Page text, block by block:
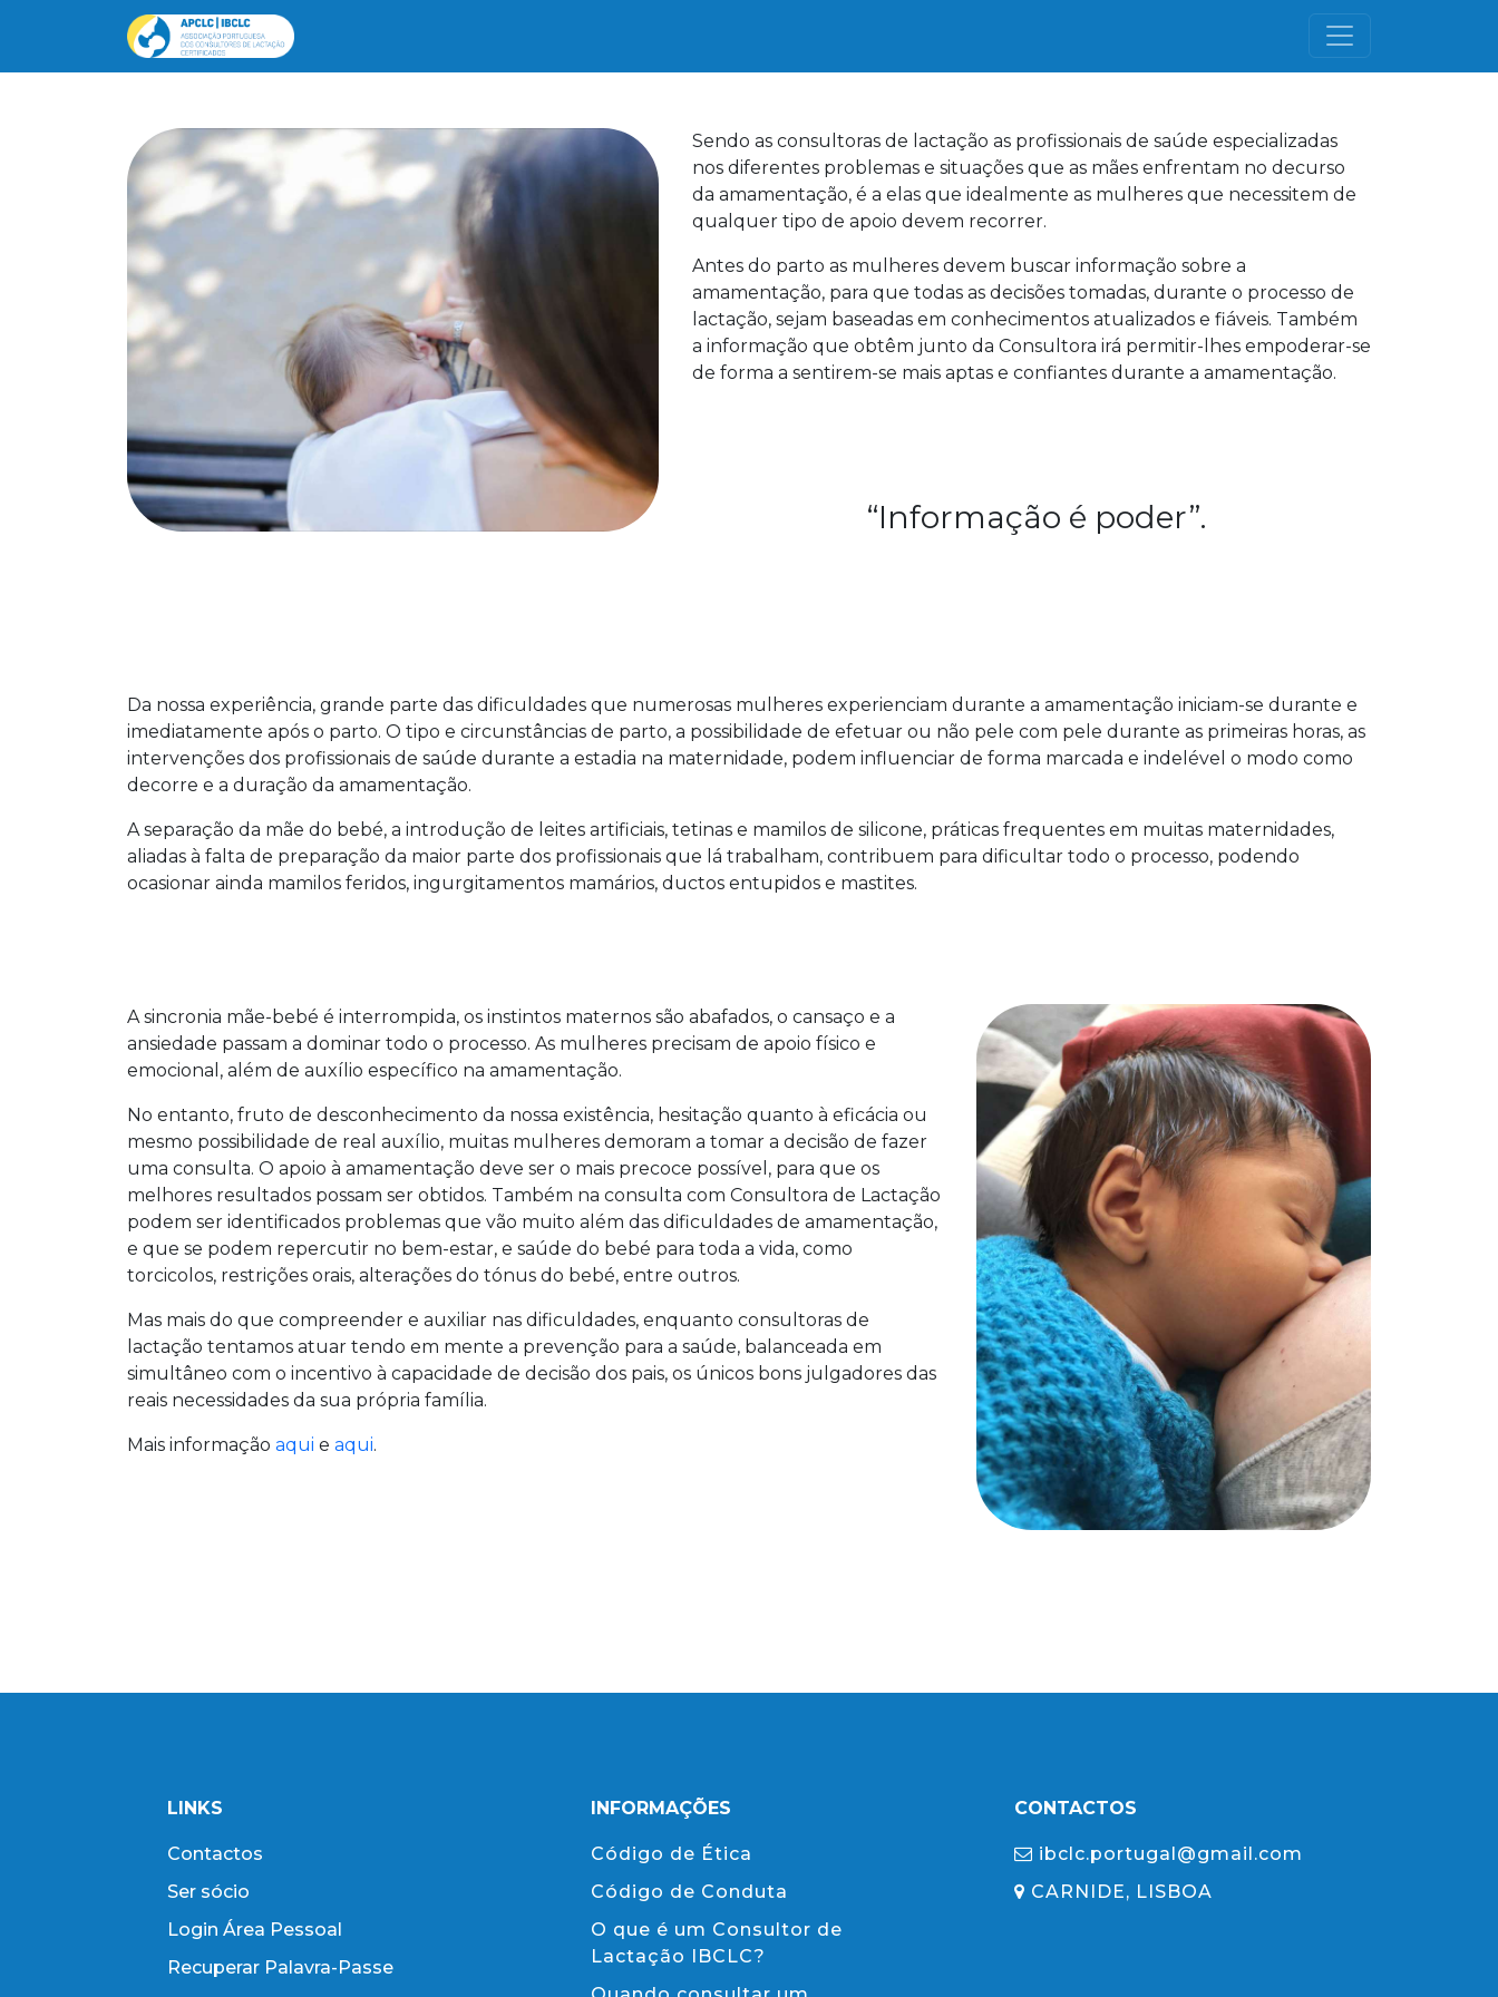
Sendo as consultoras de lactação as profissionais de saúde especializadas
nos diferentes problemas e situações que as mães enfrentam no decurso
da amamentação, é a elas que idealmente as mulheres que necessitem de
qualquer tipo de apoio devem recorrer.
Antes do parto as mulheres devem buscar informação sobre a
amamentação, para que todas as decisões tomadas, durante o processo de
lactação, sejam baseadas em conhecimentos atualizados e fiáveis. Também
a informação que obtêm junto da Consultora irá permitir-lhes empoderar-se
de forma a sentirem-se mais aptas e confiantes durante a amamentação.
“Informação é poder”.
Da nossa experiência, grande parte das dificuldades que numerosas mulheres experienciam durante a amamentação iniciam-se durante e
imediatamente após o parto. O tipo e circunstâncias de parto, a possibilidade de efetuar ou não pele com pele durante as primeiras horas, as
intervenções dos profissionais de saúde durante a estadia na maternidade, podem influenciar de forma marcada e indelével o modo como
decorre e a duração da amamentação.
A separação da mãe do bebé, a introdução de leites artificiais, tetinas e mamilos de silicone, práticas frequentes em muitas maternidades,
aliadas à falta de preparação da maior parte dos profissionais que lá trabalham, contribuem para dificultar todo o processo, podendo
ocasionar ainda mamilos feridos, ingurgitamentos mamários, ductos entupidos e mastites.
A sincronia mãe-bebé é interrompida, os instintos maternos são abafados, o cansaço e a
ansiedade passam a dominar todo o processo. As mulheres precisam de apoio físico e
emocional, além de auxílio específico na amamentação.
No entanto, fruto de desconhecimento da nossa existência, hesitação quanto à eficácia ou
mesmo possibilidade de real auxílio, muitas mulheres demoram a tomar a decisão de fazer
uma consulta. O apoio à amamentação deve ser o mais precoce possível, para que os
melhores resultados possam ser obtidos. Também na consulta com Consultora de Lactação
podem ser identificados problemas que vão muito além das dificuldades de amamentação,
e que se podem repercutir no bem-estar, e saúde do bebé para toda a vida, como
torcicolos, restrições orais, alterações do tónus do bebé, entre outros.
Mas mais do que compreender e auxiliar nas dificuldades, enquanto consultoras de
lactação tentamos atuar tendo em mente a prevenção para a saúde, balanceada em
simultâneo com o incentivo à capacidade de decisão dos pais, os únicos bons julgadores das
reais necessidades da sua própria família.
Mais informação aqui e aqui.
LINKS
Contactos
Ser sócio
Login Área Pessoal
Recuperar Palavra-Passe
INFORMAÇÕES
Código de Ética
Código de Conduta
O que é um Consultor de
Lactação IBCLC?
CONTACTOS
ibclc.portugal@gmail.com
CARNIDE, LISBOA